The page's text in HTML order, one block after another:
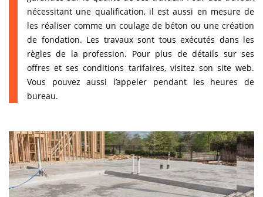
nécessitant une qualification, il est aussi en mesure de
les réaliser comme un coulage de béton ou une création
de fondation. Les travaux sont tous exécutés dans les
règles de la profession. Pour plus de détails sur ses
offres et ses conditions tarifaires, visitez son site web.
Vous pouvez aussi l’appeler pendant les heures de
bureau.